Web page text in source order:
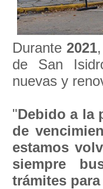
Durante 2021
de San
nuevas y
"Debido a la
de
estamos
siempre
trámites